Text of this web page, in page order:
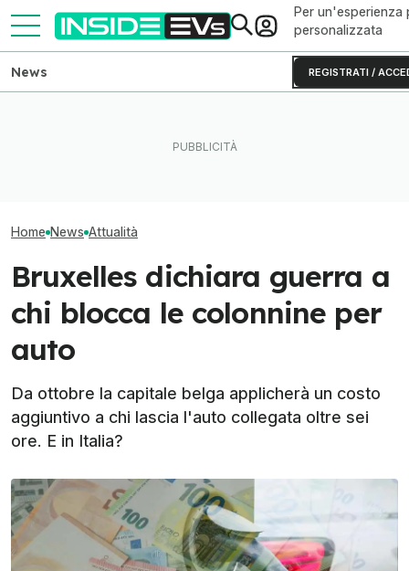
Per un'esperienza
personalizzata
REGISTRATI /
News
Home News Attualità
Bruxelles dichiara guerra a
chi blocca le colonnine per
auto
Da ottobre la capitale belga applicherà un costo
aggiuntivo a chi lascia l'auto collegata oltre sei
ore. E in Italia?